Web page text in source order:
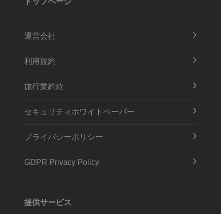
運営会社
利用規約
旅行業約款
セキュリティホワイトペーパー
プライバシーポリシー
GDPR Privacy Policy
提供サービス